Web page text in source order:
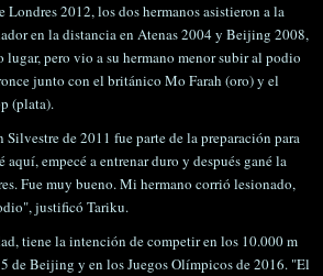
Londres 2012, los dos hermanos asistieron a la
en la distancia en Atenas 2004 y Beijing 2008,
lugar, pero vio a su hermano menor subir al podio
junto con el británico Mo Farah (oro) y el
(plata).
de 2011 fue parte de la preparación para
aquí, empecé a entrenar duro y después gané la
Fue muy bueno. Mi hermano corrió lesionado,
justificó Tariku.
tiene la intención de competir en los 10.000 m
de Beijing y en los Juegos Olímpicos de 2016. "El